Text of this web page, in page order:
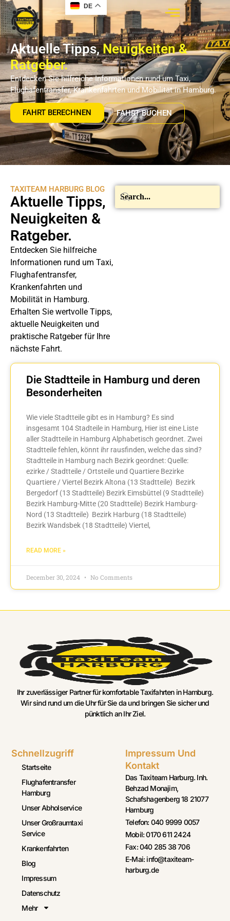
DE
Aktuelle Tipps,Neuigkeiten &
Ratgeber.
Entdecken Sie hilfreiche Informationen rund um Taxi,
Flughafentransfer, Krankenfahrten und Mobilität in Hamburg.
FAHRT BERECHNEN FAHRT BUCHEN
TAXITEAM HARBURG BLOG
Aktuelle Tipps,
Neuigkeiten &
Ratgeber.
Entdecken Sie hilfreiche
Informationen rund um Taxi,
Flughafentransfer,
Krankenfahrten und
Mobilität in Hamburg.
Erhalten Sie wertvolle Tipps,
aktuelle Neuigkeiten und
praktische Ratgeber für Ihre
nächste Fahrt.
Die Stadtteile in Hamburg und deren
Besonderheiten
Wie viele Stadtteile gibt es in Hamburg? Es sind
insgesamt 104 Stadteile in Hamburg, Hier ist eine Liste
aller Stadtteile in Hamburg Alphabetisch geordnet. Zwei
Stadtteile fehlen, könnt ihr rausfinden, welche das sind?
Stadtteile in Hamburg nach Bezirk geordnet: Quelle:
ezirke / Stadtteile / Ortsteile und Quartiere Bezirke
Quartiere / Viertel Bezirk Altona (13 Stadtteile) Bezirk
Bergedorf (13 Stadtteile) Bezirk Eimsbüttel (9 Stadtteile)
Bezirk Hamburg-Mitte (20 Stadtteile) Bezirk Hamburg-
Nord (13 Stadtteile) Bezirk Harburg (18 Stadtteile)
Bezirk Wandsbek (18 Stadtteile) Viertel,
READ MORE »
December 30, 2024 No Comments
Ihr zuverlässiger Partner für komfortable Taxifahrten in Hamburg.
Wir sind rund um die Uhr für Sie da und bringen Sie sicher und
pünktlich an Ihr Ziel.
Schnellzugriff
Startseite
Flughafentransfer
Hamburg
Unser Abholservice
Unser Großraumtaxi
Service
Krankenfahrten
Blog
Impressum
Datenschutz
Mehr
Impressum Und
Kontakt
Das Taxiteam Harburg. Inh.
Behzad Monajim,
Schafshagenberg 18 21077
Hamburg
Telefon: 040 9999 0057
Mobil: 0170 611 2424
Fax: 040 285 38 706
E-Mai: info@taxiteam-
harburg.de